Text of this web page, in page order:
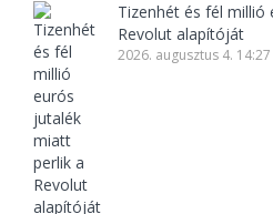
Tizenhét és fél millió
Revolut alapítóját
2026. augusztus 4. 14:27